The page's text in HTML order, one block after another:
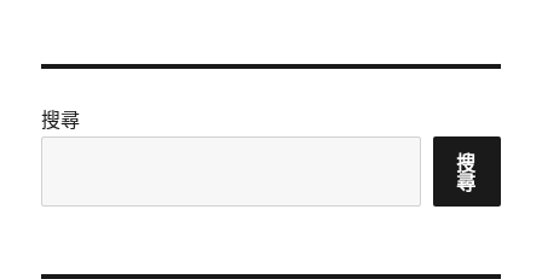
搜尋
搜
尋